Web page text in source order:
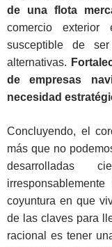
de una flota
comercio
susceptible de
alternativas.
de empresas
necesidad
Concluyendo, el
más que no
desarrolladas
coyuntura en que
de las claves para
racional es tener